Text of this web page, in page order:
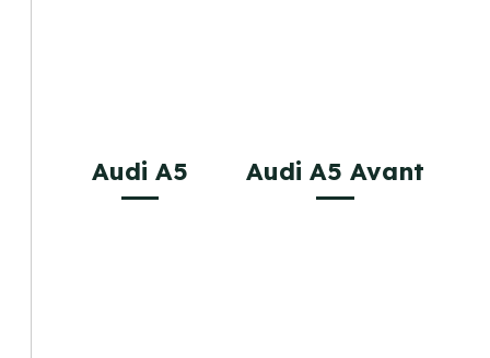
Audi A5 Audi A5 Avant